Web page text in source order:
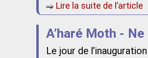
Lire la suite de l’article
A’haré Moth -
Le jour de